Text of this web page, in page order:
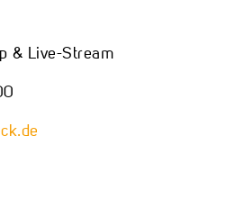
& Live-Stream